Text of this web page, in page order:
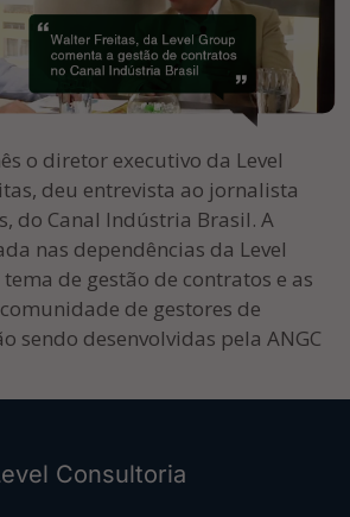
o diretor executivo da Level
deu entrevista ao jornalista
do Canal Indústria Brasil. A
nas dependências da Level
de gestão de contratos e as
de gestores de
sendo desenvolvidas pela ANGC
Consultoria